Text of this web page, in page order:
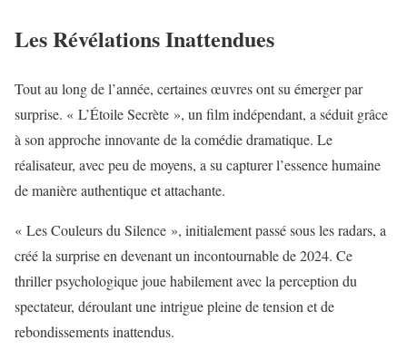
Les Révélations Inattendues
Tout au long de l’année, certaines œuvres ont su émerger par
surprise. « L’Étoile Secrète », un film indépendant, a séduit grâce
à son approche innovante de la comédie dramatique. Le
réalisateur, avec peu de moyens, a su capturer l’essence humaine
de manière authentique et attachante.
« Les Couleurs du Silence », initialement passé sous les radars, a
créé la surprise en devenant un incontournable de 2024. Ce
thriller psychologique joue habilement avec la perception du
spectateur, déroulant une intrigue pleine de tension et de
rebondissements inattendus.